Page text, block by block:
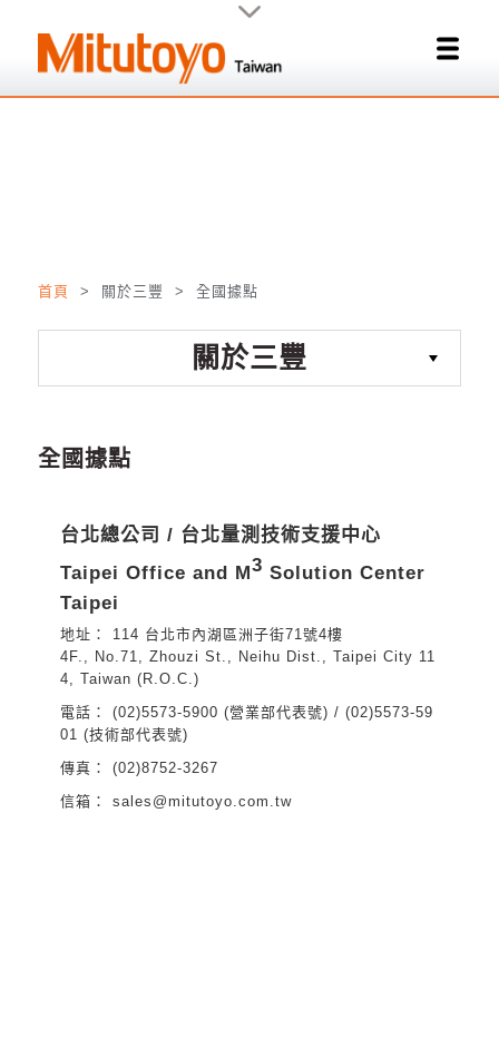
首頁 > 關於三豐 > 全國據點
關於三豐
全國據點
台北總公司 / 台北量測技術支援中心
Taipei Office and M3 Solution Center
Taipei
114 台北市內湖區洲子街71號4樓
4F., No.71, Zhouzi St., Neihu Dist., Taipei City 11
4, Taiwan (R.O.C.)
(02)5573-5900 (營業部代表號) / (02)5573-59
01 (技術部代表號)
(02)8752-3267
sales@mitutoyo.com.tw